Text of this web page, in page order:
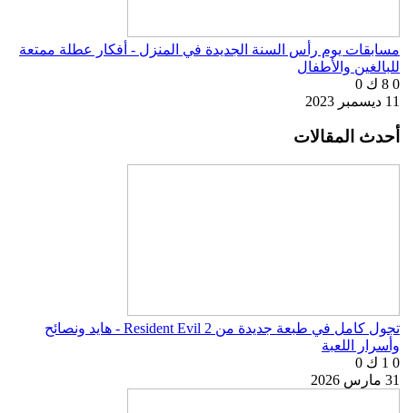
مسابقات يوم رأس السنة الجديدة في المنزل - أفكار عطلة ممتعة
للبالغين والأطفال
0 8 ك
0
11 ديسمبر 2023
أحدث المقالات
تجول كامل في طبعة جديدة من Resident Evil 2 - هايد ونصائح
وأسرار اللعبة
0 1 ك
0
31 مارس 2026